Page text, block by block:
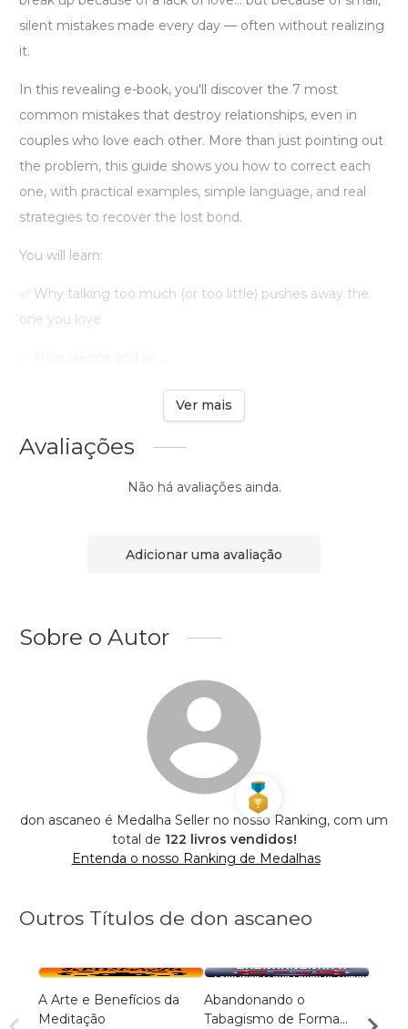
silent mistakes made every day — often without realizing
it.
In this revealing e-book, you'll discover the 7 most
common mistakes that destroy relationships, even in
couples who love each other. More than just pointing out
the problem, this guide shows you how to correct each
one, with practical examples, simple language, and real
strategies to recover the lost bond.
You will learn:
✅ Why talking too much (or too little) pushes away the
one you love
Ver mais
Avaliações
Não há avaliações ainda.
Adicionar uma avaliação
Sobre o Autor
don ascaneo é Medalha Seller no nosso Ranking, com um
total de 122 livros vendidos!
Entenda o nosso Ranking de Medalhas
Outros Títulos de don ascaneo
A Arte e Benefícios da
Meditação
Abandonando o
Tabagismo de Forma